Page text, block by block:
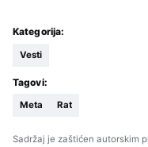
Kategorija:
Vesti
Tagovi:
Meta Rat
Sadržaj je zaštićen autorskim